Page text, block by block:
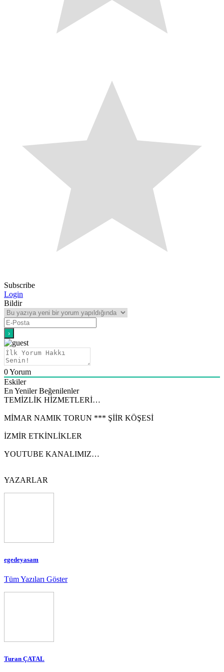
Subscribe
Login
Bildir
0Yorum
Eskiler
En Yeniler Beğenilenler
TEMİZLİK HİZMETLERİ…
MİMAR NAMIK TORUN *** ŞİİR KÖŞESİ
İZMİR ETKİNLİKLER
YOUTUBE KANALIMIZ…
YAZARLAR
egedeyasam
Tüm Yazıları Göster
Turan ÇATAL